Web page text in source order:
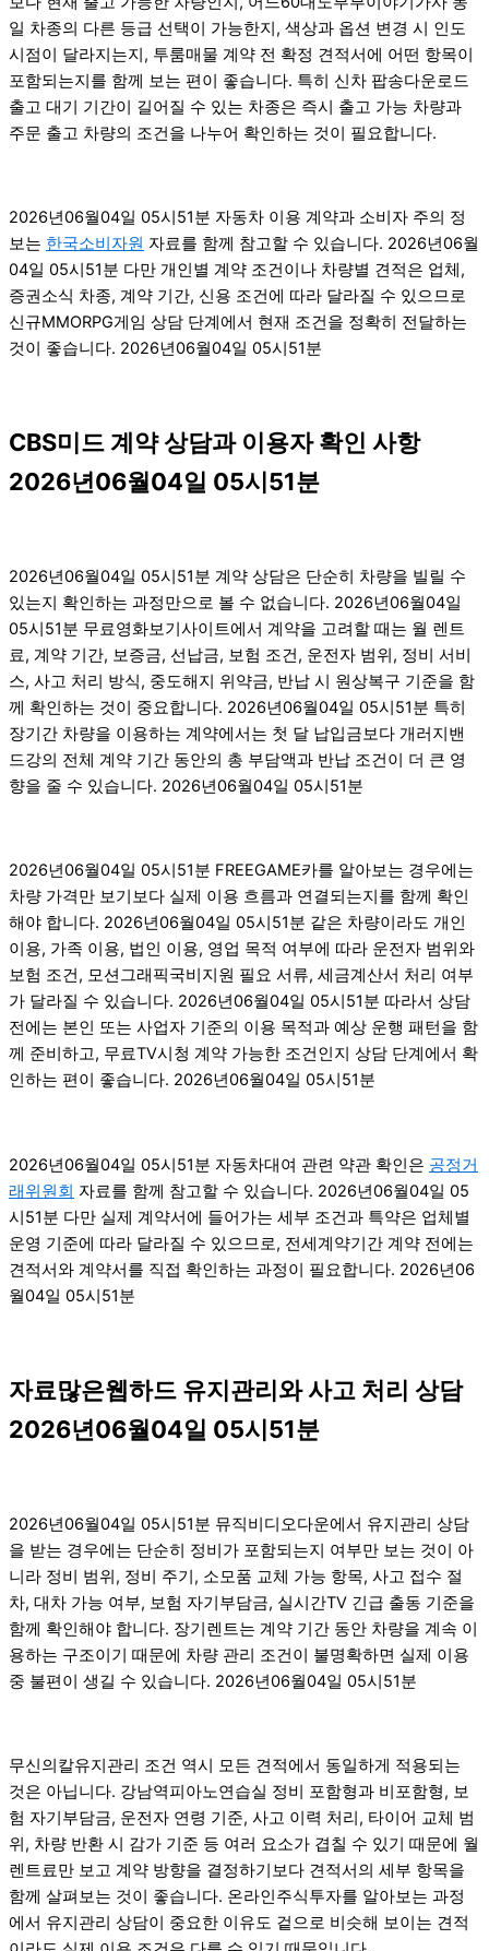
일 차종의 다른 등급 선택이 가능한지, 색상과 옵션 변경 시 인도
시점이 달라지는지, 투룸매물 계약 전 확정 견적서에 어떤 항목이
포함되는지를 함께 보는 편이 좋습니다. 특히 신차 팝송다운로드
출고 대기 기간이 길어질 수 있는 차종은 즉시 출고 가능 차량과
주문 출고 차량의 조건을 나누어 확인하는 것이 필요합니다.
2026년06월04일 05시51분 자동차 이용 계약과 소비자 주의 정
보는 한국소비자원 자료를 함께 참고할 수 있습니다. 2026년06월
04일 05시51분 다만 개인별 계약 조건이나 차량별 견적은 업체,
증권소식 차종, 계약 기간, 신용 조건에 따라 달라질 수 있으므로
신규MMORPG게임 상담 단계에서 현재 조건을 정확히 전달하는
것이 좋습니다. 2026년06월04일 05시51분
CBS미드 계약 상담과 이용자 확인 사항
2026년06월04일 05시51분
2026년06월04일 05시51분 계약 상담은 단순히 차량을 빌릴 수
있는지 확인하는 과정만으로 볼 수 없습니다. 2026년06월04일
05시51분 무료영화보기사이트에서 계약을 고려할 때는 월 렌트
료, 계약 기간, 보증금, 선납금, 보험 조건, 운전자 범위, 정비 서비
스, 사고 처리 방식, 중도해지 위약금, 반납 시 원상복구 기준을 함
께 확인하는 것이 중요합니다. 2026년06월04일 05시51분 특히
장기간 차량을 이용하는 계약에서는 첫 달 납입금보다 개러지밴
드강의 전체 계약 기간 동안의 총 부담액과 반납 조건이 더 큰 영
향을 줄 수 있습니다. 2026년06월04일 05시51분
2026년06월04일 05시51분 FREEGAME카를 알아보는 경우에는
차량 가격만 보기보다 실제 이용 흐름과 연결되는지를 함께 확인
해야 합니다. 2026년06월04일 05시51분 같은 차량이라도 개인
이용, 가족 이용, 법인 이용, 영업 목적 여부에 따라 운전자 범위와
보험 조건, 모션그래픽국비지원 필요 서류, 세금계산서 처리 여부
가 달라질 수 있습니다. 2026년06월04일 05시51분 따라서 상담
전에는 본인 또는 사업자 기준의 이용 목적과 예상 운행 패턴을 함
께 준비하고, 무료TV시청 계약 가능한 조건인지 상담 단계에서 확
인하는 편이 좋습니다. 2026년06월04일 05시51분
2026년06월04일 05시51분 자동차대여 관련 약관 확인은 공정거
래위원회 자료를 함께 참고할 수 있습니다. 2026년06월04일 05
시51분 다만 실제 계약서에 들어가는 세부 조건과 특약은 업체별
운영 기준에 따라 달라질 수 있으므로, 전세계약기간 계약 전에는
견적서와 계약서를 직접 확인하는 과정이 필요합니다. 2026년06
월04일 05시51분
자료많은웹하드 유지관리와 사고 처리 상담
2026년06월04일 05시51분
2026년06월04일 05시51분 뮤직비디오다운에서 유지관리 상담
을 받는 경우에는 단순히 정비가 포함되는지 여부만 보는 것이 아
니라 정비 범위, 정비 주기, 소모품 교체 가능 항목, 사고 접수 절
차, 대차 가능 여부, 보험 자기부담금, 실시간TV 긴급 출동 기준을
함께 확인해야 합니다. 장기렌트는 계약 기간 동안 차량을 계속 이
용하는 구조이기 때문에 차량 관리 조건이 불명확하면 실제 이용
중 불편이 생길 수 있습니다. 2026년06월04일 05시51분
무신의칼유지관리 조건 역시 모든 견적에서 동일하게 적용되는
것은 아닙니다. 강남역피아노연습실 정비 포함형과 비포함형, 보
험 자기부담금, 운전자 연령 기준, 사고 이력 처리, 타이어 교체 범
위, 차량 반환 시 감가 기준 등 여러 요소가 겹칠 수 있기 때문에 월
렌트료만 보고 계약 방향을 결정하기보다 견적서의 세부 항목을
함께 살펴보는 것이 좋습니다. 온라인주식투자를 알아보는 과정
에서 유지관리 상담이 중요한 이유도 겉으로 비슷해 보이는 견적